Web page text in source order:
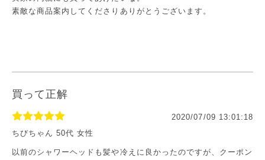
素敵な商品案内してくださりありがとうございます。
買って正解
2020/07/09 13:01:18
ちびちゃん 50代 女性
以前のシャワーヘッドも髪や冷えに良かったのですが、クーポン